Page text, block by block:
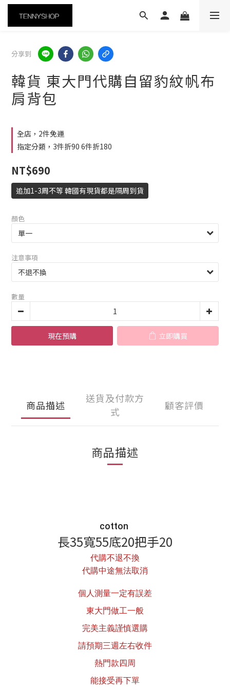
分享到
韓貨 東大門代購自留豹紋帆布
肩背包
全店，2件免運
指定分類，3件折90 6件折180
NT$690
追加1-3周不等 韓國有現貨都是隔周到貨
顏色
注意事項
數量
現在預購 立即購買
商品描述
送貨及付款方
式
顧客評價
商品描述
cotton
長35寬55底20把手20
代購不退不換
代購中途無法取消
個人測量一定有誤差
東大門做工一般
完美主義謹慎選購
請預期三週左右收件
熱門款四周
能接受再下單